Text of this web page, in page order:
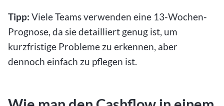
Tipp: Viele Teams verwenden eine 13-Wochen-
Prognose, da sie detailliert genug ist, um
kurzfristige Probleme zu erkennen, aber
dennoch einfach zu pflegen ist.